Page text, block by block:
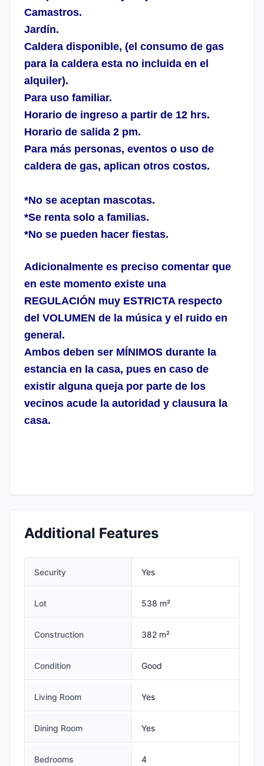
Camastros.
Jardín.
Caldera disponible, (el consumo de gas
para la caldera esta no incluida en el
alquiler).
Para uso familiar.
Horario de ingreso a partir de 12 hrs.
Horario de salida 2 pm.
Para más personas, eventos o uso de
caldera de gas, aplican otros costos.
*No se aceptan mascotas.
*Se renta solo a familias.
*No se pueden hacer fiestas.
Adicionalmente es preciso comentar que
en este momento existe una
REGULACIÓN muy ESTRICTA respecto
del VOLUMEN de la música y el ruido en
general.
Ambos deben ser MÍNIMOS durante la
estancia en la casa, pues en caso de
existir alguna queja por parte de los
vecinos acude la autoridad y clausura la
casa.
Additional Features
Security Yes
Lot 538 m²
Construction 382 m²
Condition Good
Living Room Yes
Dining Room Yes
Bedrooms 4